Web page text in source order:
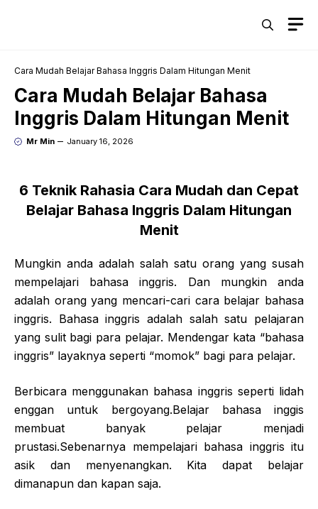
Cara Mudah Belajar Bahasa Inggris Dalam Hitungan Menit
Cara Mudah Belajar Bahasa
Inggris Dalam Hitungan Menit
Mr Min January 16, 2026
6 Teknik Rahasia Cara Mudah dan Cepat
Belajar Bahasa Inggris Dalam Hitungan
Menit
Mungkin anda adalah salah satu orang yang susah
mempelajari bahasa inggris. Dan mungkin anda
adalah orang yang mencari-cari cara belajar bahasa
inggris. Bahasa inggris adalah salah satu pelajaran
yang sulit bagi para pelajar. Mendengar kata “bahasa
inggris” layaknya seperti “momok” bagi para pelajar.
Berbicara menggunakan bahasa inggris seperti lidah
enggan untuk bergoyang.Belajar bahasa inggis
membuat banyak pelajar menjadi
prustasi.Sebenarnya mempelajari bahasa inggris itu
asik dan menyenangkan. Kita dapat belajar
dimanapun dan kapan saja.